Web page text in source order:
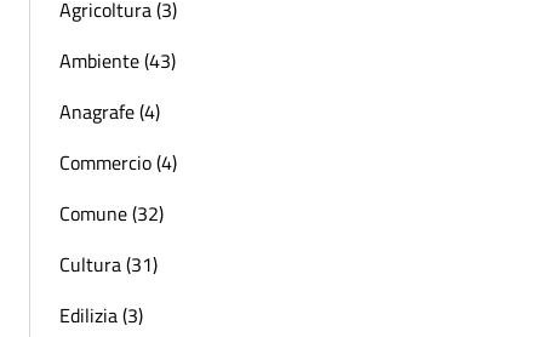
Agricoltura (3)
Ambiente (43)
Anagrafe (4)
Commercio (4)
Comune (32)
Cultura (31)
Edilizia (3)